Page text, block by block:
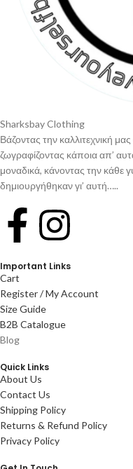
Sharksbay Clothing
Βάζοντας την καλλιτεχνική
ζωγραφίζοντας κάποια απ’
μοναδικά, κάνοντας την κάθε
δημιουργήθηκαν γι’ αυτή…..
Important Links
Cart
Register / My Account
Size Guide
B2B Catalogue
Blog
Quick Links
About Us
Contact Us
Shipping Policy
Returns & Refund Policy
Privacy Policy